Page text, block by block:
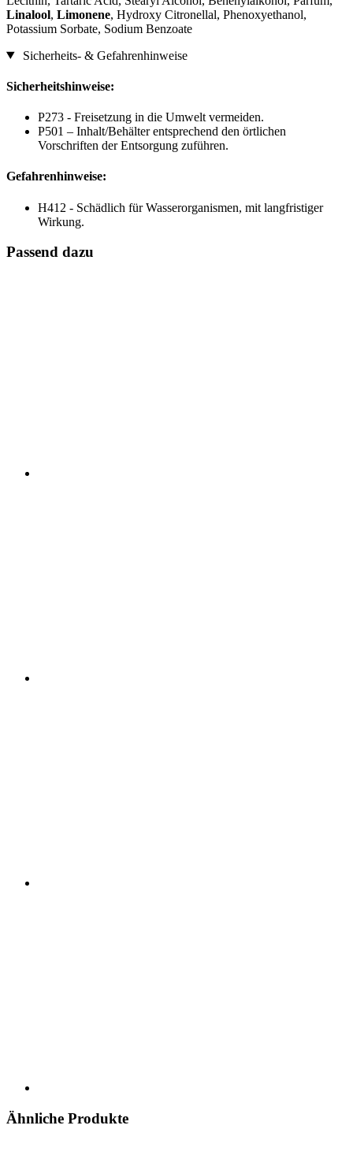
Linalool, Limonene, Hydroxy Citronellal, Phenoxyethanol,
Potassium Sorbate, Sodium Benzoate
Sicherheits- & Gefahrenhinweise
Sicherheitshinweise:
P273 - Freisetzung in die Umwelt vermeiden.
P501 – Inhalt/Behälter entsprechend den örtlichen
Vorschriften der Entsorgung zuführen.
Gefahrenhinweise:
H412 - Schädlich für Wasserorganismen, mit langfristiger
Wirkung.
Passend dazu
Ähnliche Produkte